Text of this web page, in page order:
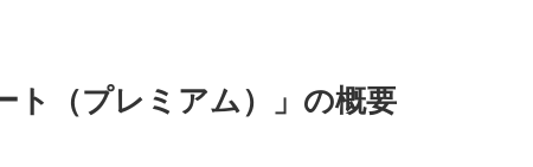
ト（プレミアム）」の概要